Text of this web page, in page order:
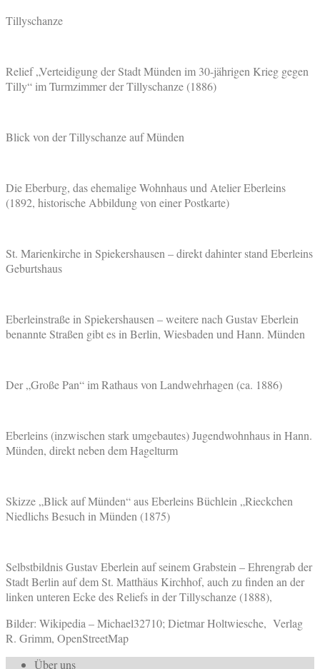
Tillyschanze
Relief „Verteidigung der Stadt Münden im 30-jährigen Krieg gegen
Tilly“ im Turmzimmer der Tillyschanze (1886)
Blick von der Tillyschanze auf Münden
Die Eberburg, das ehemalige Wohnhaus und Atelier Eberleins
(1892, historische Abbildung von einer Postkarte)
St. Marienkirche in Spiekershausen – direkt dahinter stand Eberleins
Geburtshaus
Eberleinstraße in Spiekershausen – weitere nach Gustav Eberlein
benannte Straßen gibt es in Berlin, Wiesbaden und Hann. Münden
Der „Große Pan“ im Rathaus von Landwehrhagen (ca. 1886)
Eberleins (inzwischen stark umgebautes) Jugendwohnhaus in Hann.
Münden, direkt neben dem Hagelturm
Skizze „Blick auf Münden“ aus Eberleins Büchlein „Rieckchen
Niedlichs Besuch in Münden (1875)
Selbstbildnis Gustav Eberlein auf seinem Grabstein – Ehrengrab der
Stadt Berlin auf dem St. Matthäus Kirchhof, auch zu finden an der
linken unteren Ecke des Reliefs in der Tillyschanze (1888),
Bilder: Wikipedia – Michael32710; Dietmar Holtwiesche, Verlag
R. Grimm, OpenStreetMap
Über uns